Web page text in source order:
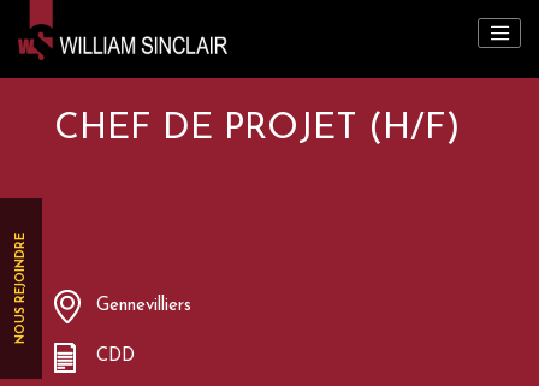
NOUS REJOINDRE
CHEF DE PROJET (H/F)
Gennevilliers
CDD